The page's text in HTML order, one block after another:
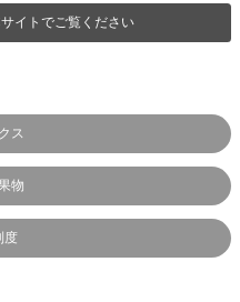
イトでご覧ください
ス
物
度